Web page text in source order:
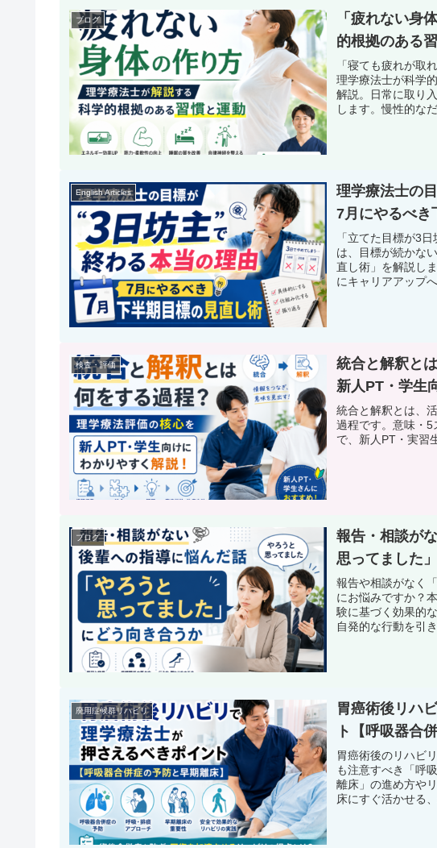
ブログ
「疲れない身
的根拠のある
「寝ても疲れが取
理学療法士が科学
解説。日常に取り
します。慢性的な
English Articles
理学療法士の
7月にやるべき
「立てた目標が3
は、目標が続かな
直し術」を解説し
にキャリアアップ
検査・評価
統合と解釈と
新人PT・学生
統合と解釈とは、
過程です。意味・5
で、新人PT・実習
ブログ
報告・相談が
思ってました
報告や相談がなく
にお悩みですか？
験に基づく効果的
自発的な行動を引
廃用症候群リハビリ
胃癌術後リハ
ト【呼吸器合
胃癌術後のリハビ
も注意すべき「呼
離床」の進め方や
床にすぐ活かせる